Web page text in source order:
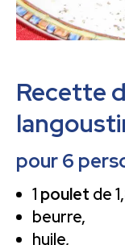
Recette
pour 6
1 poulet de
beurre,
huile,